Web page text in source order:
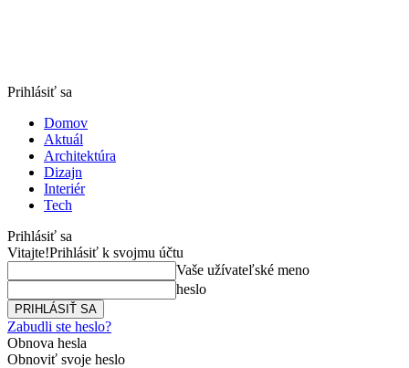
Prihlásiť sa
Domov
Aktuál
Architektúra
Dizajn
Interiér
Tech
Prihlásiť sa
Vitajte!Prihlásiť k svojmu účtu
Vaše užívateľské meno
heslo
Zabudli ste heslo?
Obnova hesla
Obnoviť svoje heslo